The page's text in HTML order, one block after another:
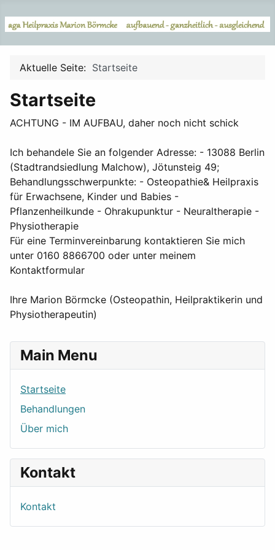
Aktuelle Seite: Startseite
Startseite
ACHTUNG - IM AUFBAU, daher noch nicht schick
Ich behandele Sie an folgender Adresse: - 13088 Berlin
(Stadtrandsiedlung Malchow), Jötunsteig 49;
Behandlungsschwerpunkte: - Osteopathie& Heilpraxis
für Erwachsene, Kinder und Babies -
Pflanzenheilkunde - Ohrakupunktur - Neuraltherapie -
Physiotherapie
Für eine Terminvereinbarung kontaktieren Sie mich
unter 0160 8866700 oder unter meinem
Kontaktformular
Ihre Marion Börmcke (Osteopathin, Heilpraktikerin und
Physiotherapeutin)
Main Menu
Startseite
Behandlungen
Über mich
Kontakt
Kontakt